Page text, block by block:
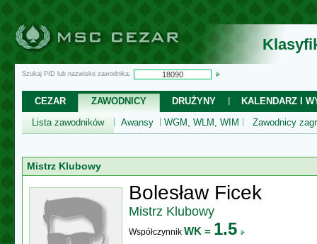
Szukaj PID lub nazwisko zawodnika:
CEZAR ZAWODNICY DRUŻYNY
KALENDARZ I
Lista zawodników
Awansy WGM, WLM, WIM Zawodnicy
Mistrz Klubowy
Bolesław Ficek
Mistrz Klubowy
Współczynnik WK = 1.5